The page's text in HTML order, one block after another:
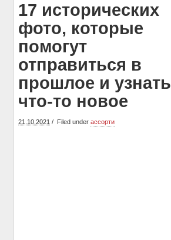
17 исторических
фото, которые
помогут
отправиться в
прошлое и узнать
что-то новое
21.10.2021 Filed underассорти